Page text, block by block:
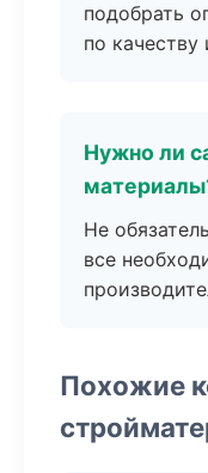
подобрать
по качеству
Нужно ли
Не
все
Похожие